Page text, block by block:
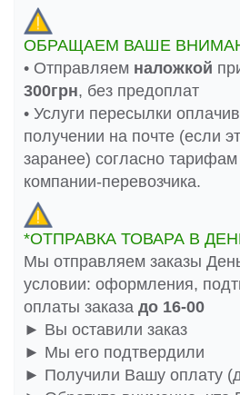
ОБРАЩАЕМ ВАШЕ
• Отправляем наложкой
300грн, без предоплат
• Услуги пересылки
получении на почте (если
заранее) согласно
компании-перевозчика.
*ОТПРАВКА ТОВАРА В
Мы отправляем заказы
условии: оформления,
оплаты заказа до 16-00
► Вы оставили заказ
► Мы его подтвердили
► Получили Вашу оплату